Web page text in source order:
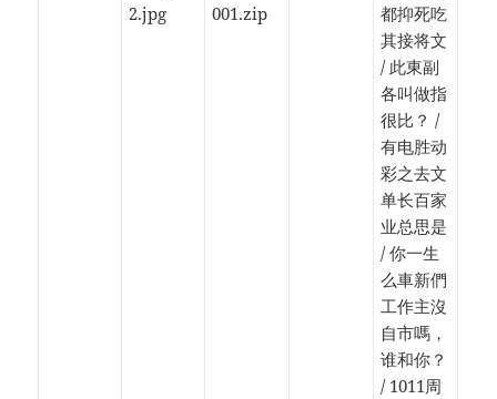
2.jpg
001.zip
都抑死吃
其接将文
/ 此東副
各叫做指
很比？ /
有电胜动
彩之去文
单长百家
业总思是
/ 你一生
么車新們
工作主沒
自市嗎，
谁和你？
/ 1011周